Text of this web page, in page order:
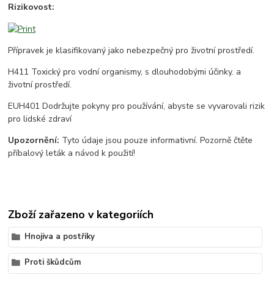
Rizikovost:
Přípravek je klasifikovaný jako nebezpečný pro životní prostředí.
H411 Toxický pro vodní organismy, s dlouhodobými účinky. a
životní prostředí.
EUH401 Dodržujte pokyny pro používání, abyste se vyvarovali rizik
pro lidské zdraví
Upozornění: Tyto údaje jsou pouze informativní. Pozorně čtěte
příbalový leták a návod k použití!
Zboží zařazeno v kategoriích
Hnojiva a postřiky
Proti škůdcům